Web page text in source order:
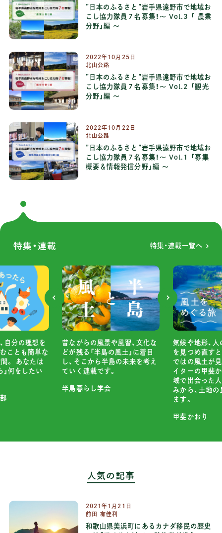
”日本のふるさと”岩手県遠野市で地域お
こし協力隊員７名募集！～ Vol.3 「 農業
分野」編 ～
2022年10月25日
北山公路
”日本のふるさと”岩手県遠野市で地域お
こし協力隊員７名募集！～ Vol.2 「観光
分野」編 ～
2022年10月22日
北山公路
”日本のふるさと”岩手県遠野市で地域お
こし協力隊員７名募集！～ Vol.1 「募集
概要＆情報発信分野」編 ～
特集・連載 特集・連載一覧へ
風習、文化な
風土」に着目
の未来を考え
気候や地形、人の暮らしや風習
を見つめ直すと、その土地なら
ではの風土が見えてきます。ラ
イターの甲斐かおりさんが、地
みから、土地の良さをひもとき
小さいからこ
ぎゅっと詰め
「小屋」という
「小屋があった
ですか？
ココロマチ編
人気の記事
2021年1 月 21
日
前田 有佳利
和歌山県美浜町にあるカナダ移民の歴史